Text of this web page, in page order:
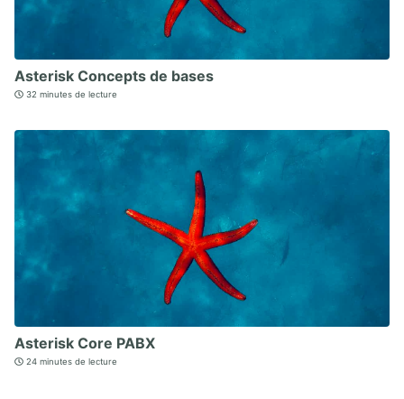
Asterisk Concepts de bases
32 minutes de lecture
Asterisk Core PABX
24 minutes de lecture